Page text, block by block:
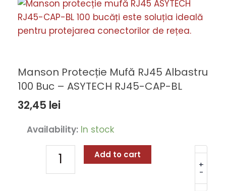
Manson Protecție Mufă RJ45 Albastru
100 Buc – ASYTECH RJ45-CAP-BL
32,45 lei
Availability: In stock
-
Protecție
Mufă
Albastru
+
Add to cart